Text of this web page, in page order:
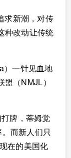
求新潮，对传
种改动让传统
）一针见血地
（NMJL）
牌，蒂姆觉
而新人们只
在的美国化